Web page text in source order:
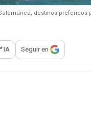
destinos preferidos
para
IA Seguir en